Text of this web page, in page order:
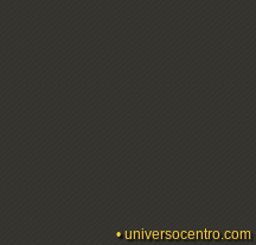
•universocentro.com